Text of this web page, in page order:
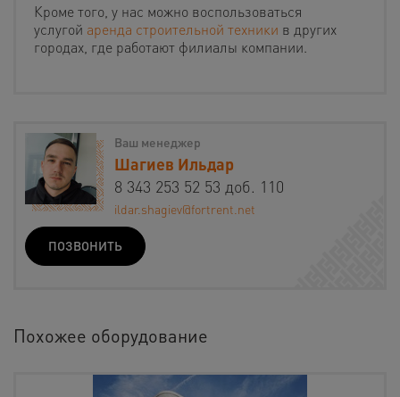
Кроме того, у нас можно воспользоваться
услугой аренда строительной техники в других
городах, где работают филиалы компании.
Ваш менеджер
Шагиев Ильдар
8 343 253 52 53 доб. 110
ildar.shagiev@fortrent.net
ПОЗВОНИТЬ
Похожее оборудование